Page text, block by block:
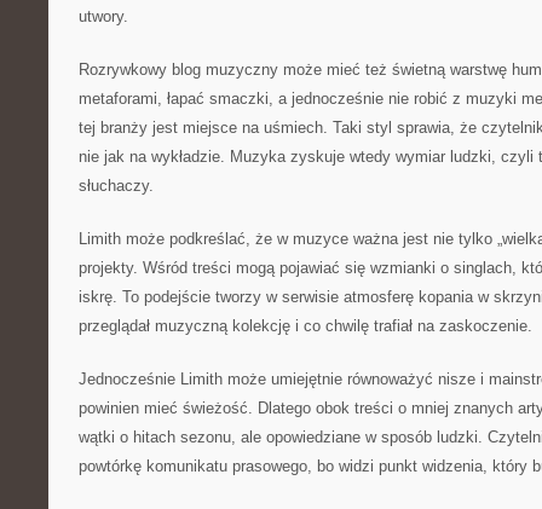
utwory.
Rozrywkowy blog muzyczny może mieć też świetną warstwę
metaforami, łapać smaczki, a jednocześnie nie robić z muzyki
tej branży jest miejsce na uśmiech. Taki styl sprawia, że
nie jak na wykładzie. Muzyka zyskuje wtedy wymiar ludzki,
słuchaczy.
Limith może podkreślać, że w muzyce ważna jest nie tylko
projekty. Wśród treści mogą pojawiać się wzmianki o singlach,
iskrę. To podejście tworzy w serwisie atmosferę kopania w
przeglądał muzyczną kolekcję i co chwilę trafiał na zaskoczenie.
Jednocześnie Limith może umiejętnie równoważyć nisze i
powinien mieć świeżość. Dlatego obok treści o mniej znanych
wątki o hitach sezonu, ale opowiedziane w sposób ludzki.
powtórkę komunikatu prasowego, bo widzi punkt widzenia, który